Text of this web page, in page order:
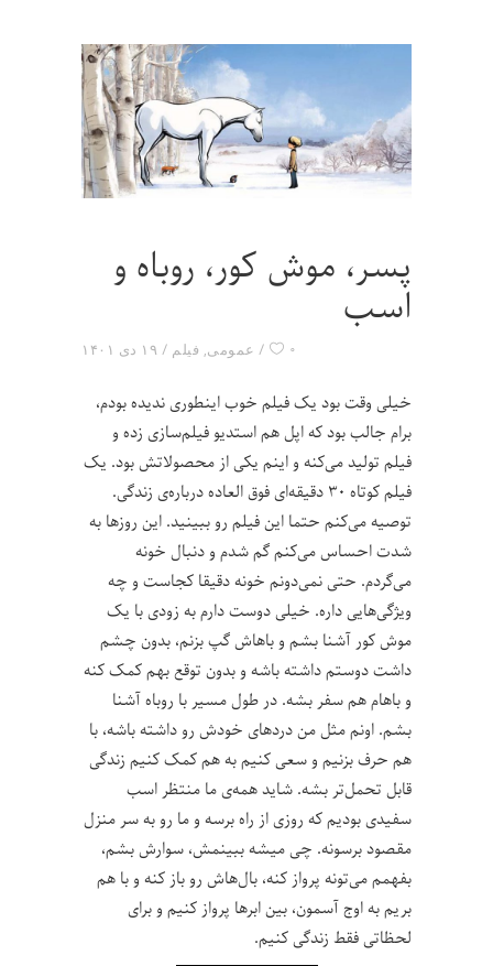
پسر، موش کور، روباه و
اسب
۱۹ دی ۱۴۰۱ عمومی, فیلم ۰
خیلی وقت بود یک فیلم خوب اینطوری ندیده بودم،
برام جالب بود که اپل هم استدیو فیلم‌سازی زده و
فیلم تولید می‌کنه و اینم یکی از محصولاتش بود. یک
فیلم کوتاه ۳۰ دقیقه‌ای فوق العاده درباره‌ی زندگی.
توصیه می‌کنم حتما این فیلم رو ببینید. این روزها به
شدت احساس می‌کنم گم شدم و دنبال خونه
می‌گردم. حتی نمی‌دونم خونه دقیقا کجاست و چه
ویژگی‌هایی داره. خیلی دوست دارم به زودی با یک
موش کور آشنا بشم و باهاش گپ بزنم، بدون چشم
داشت دوستم داشته باشه و بدون توقع بهم کمک کنه
و باهام هم سفر بشه. در طول مسیر با روباه آشنا
بشم. اونم مثل من دردهای خودش رو داشته باشه، با
هم حرف بزنیم و سعی کنیم به هم کمک کنیم زندگی
قابل تحمل‌تر بشه. شاید همه‌ی ما منتظر اسب
سفیدی بودیم که روزی از راه برسه و ما رو به سر منزل
مقصود برسونه. چی میشه ببینمش، سوارش بشم،
بفهمم می‌تونه پرواز کنه، بال‌هاش رو باز کنه و با هم
بریم به اوج آسمون، بین ابرها پرواز کنیم و برای
لحظاتی فقط زندگی کنیم.